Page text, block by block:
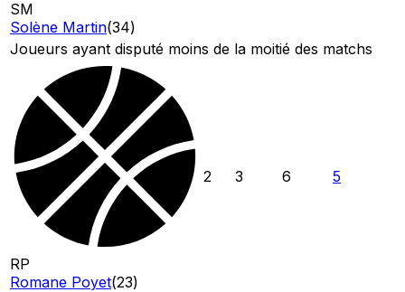
SM
Solène Martin(34)
Joueurs ayant disputé moins de la moitié des matchs
RP
Romane Poyet(23)
2 3 6 5